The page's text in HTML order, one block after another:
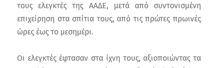
τους ελεγκτές της ΑΑΔΕ, μετά από συντονισμένη
επιχείρηση στα σπίτια τους, από τις πρώτες πρωινές
ώρες έως το μεσημέρι.
Οι ελεγκτές έφτασαν στα ίχνη τους, αξιοποιώντας τα